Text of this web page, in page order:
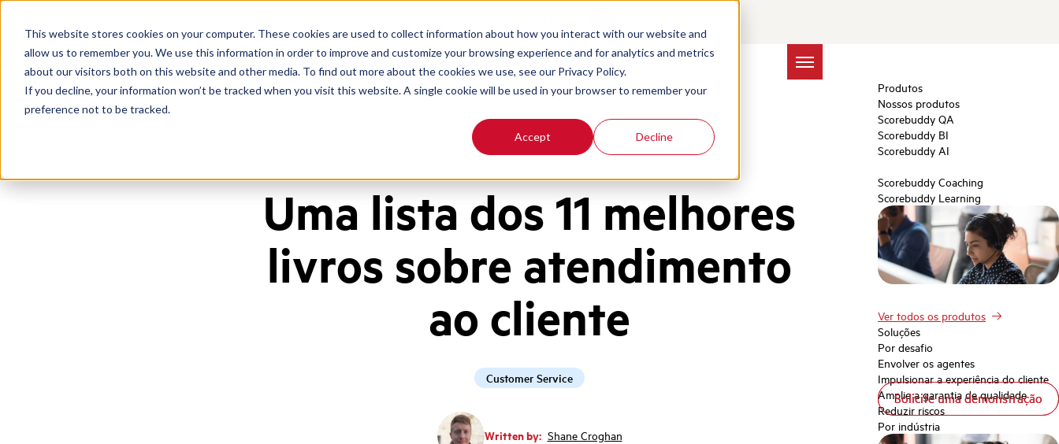
This website stores cookies on your computer. These cookies are used to collect information about how you interact with our website and
allow us to remember you. We use this information in order to improve and customize your browsing experience and for analytics and metrics
about our visitors both on this website and other media. To find out more about the cookies we use, see our Privacy Policy.
If you decline, your information won’t be tracked when you visit this website. A single cookie will be used in your browser to remember your
preference not to be tracked.
Accept Decline
Produtos
Nossos produtos
Scorebuddy QA
Scorebuddy BI
Scorebuddy AI
Scorebuddy Coaching
Scorebuddy Learning
Ver todos os produtos
Soluções
Por desafio
Envolver os agentes
Impulsionar a experiência do cliente
Amplie a garantia de qualidade
Reduzir riscos
Por indústria
Solicite uma demonstração
Solicite uma demonstração
Uma lista dos 11 melhores
livros sobre atendimento
ao cliente
Customer Service
Written by: Shane Croghan